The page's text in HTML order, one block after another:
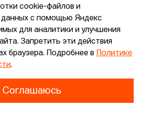
прогнозы сооснователя
Согласие
cookie-файлов и
данных с помощью Яндекс
для аналитики и улучшения
Запретить эти действия
браузера. Подробнее в
Политике
.
Соглашаюсь